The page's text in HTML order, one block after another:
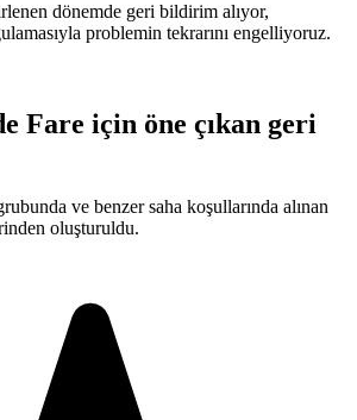
dönemde geri bildirim alıyor,
problemin tekrarını engelliyoruz.
Fare için öne çıkan geri
ve benzer saha koşullarında alınan
oluşturuldu.